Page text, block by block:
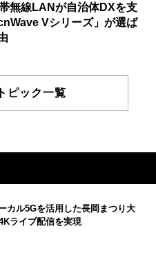
無線LANが自治体DXを支
Vシリーズ」が選ば
ピック一覧
カル5Gを活用した長岡まつり大
ライブ配信を実現